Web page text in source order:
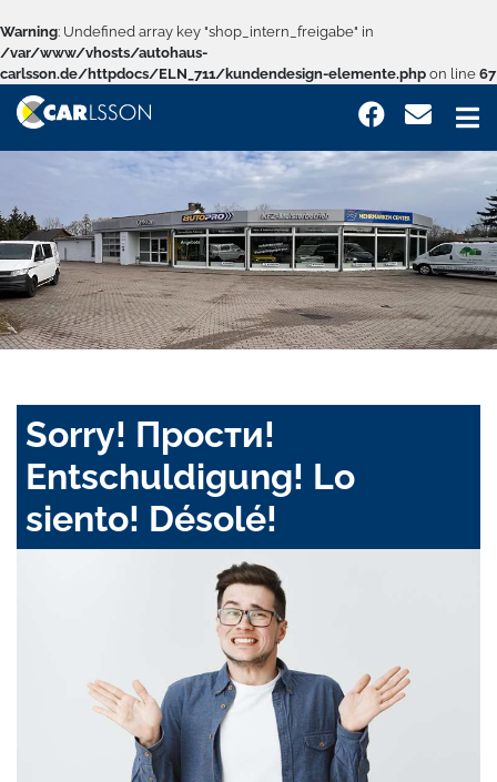
Warning: Undefined array key "shop_intern_freigabe" in
/var/www/vhosts/autohaus-
carlsson.de/httpdocs/ELN_711/kundendesign-elemente.php on line 67
Sorry! Прости!
Entschuldigung! Lo
siento! Désolé!